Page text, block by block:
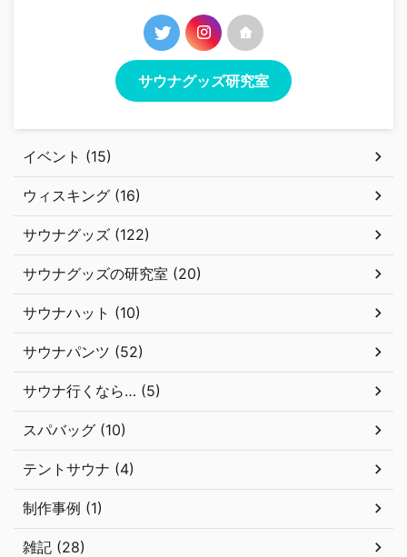
サウナグッズ研究室
イベント (15)
ウィスキング (16)
サウナグッズ (122)
サウナグッズの研究室 (20)
サウナハット (10)
サウナパンツ (52)
サウナ行くなら… (5)
スパバッグ (10)
テントサウナ (4)
制作事例 (1)
雑記 (28)